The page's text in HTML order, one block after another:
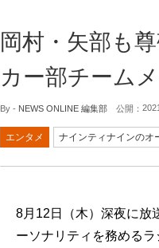
岡村・矢部も
カー部チーム
By - NEWS ONLINE 編集部 公開：
エンタメ ナインティナインのオ
8月12日（木）深夜に放
ーソナリティを務める